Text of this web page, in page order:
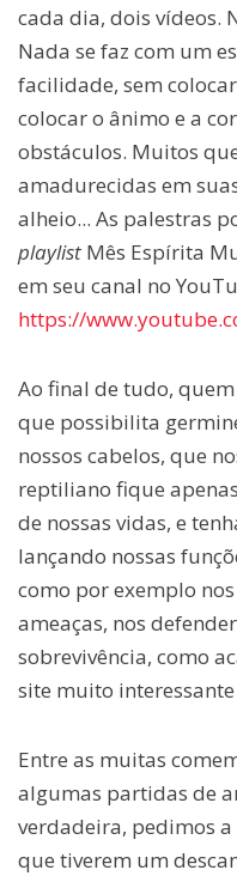
cada dia, dois vídeos.
Nada se faz com um
facilidade, sem
colocar o ânimo e a
obstáculos. Muitos
amadurecidas em
alheio... As palestras
playlist Mês Espírita
em seu canal no
https://
Ao final de tudo,
que possibilita
nossos cabelos, que
reptiliano fique
de nossas vidas, e
lançando nossas
como por exemplo
ameaças, nos
sobrevivência, como
site muito
Entre as muitas
algumas partidas de
verdadeira, pedimos a
que tiverem um